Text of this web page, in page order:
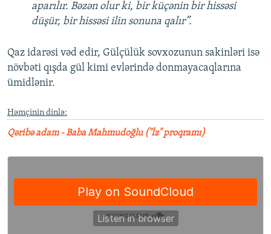
aparılır. Bəzən olur ki, bir küçənin bir hissəsi
düşür, bir hissəsi ilin sonuna qalır”.
Qaz idarəsi vəd edir, Gülçülük sovxozunun sakinləri isə
növbəti qışda gül kimi evlərində donmayacaqlarına
ümidlənir.
Həmçinin dinlə:
Qəribə adam - Baba Mahmudoğlu ("İz" proqramı)